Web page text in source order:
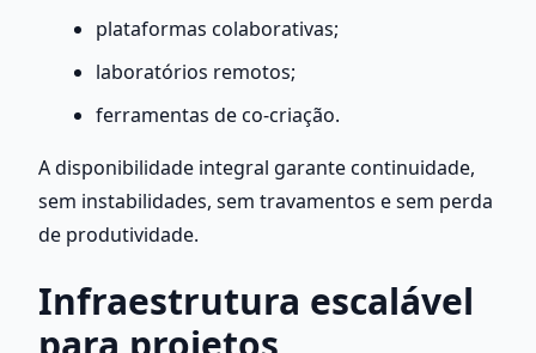
plataformas colaborativas;
laboratórios remotos;
ferramentas de co-criação.
A disponibilidade integral garante continuidade,
sem instabilidades, sem travamentos e sem perda
de produtividade.
Infraestrutura escalável